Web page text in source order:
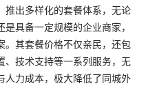
推出多样化的套餐体系，无论
具备一定规模的企业商家，
。其套餐价格不仅亲民，还包
、技术支持等一系列服务，无
人力成本，极大降低了同城外